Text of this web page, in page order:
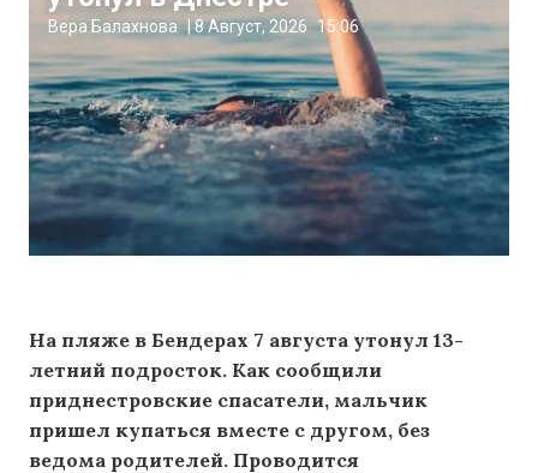
Вера Балахнова |8 Август, 2026 15:06
На пляже в Бендерах 7 августа утонул 13-
летний подросток. Как сообщили
приднестровские спасатели, мальчик
пришел купаться вместе с другом, без
ведома родителей. Проводится